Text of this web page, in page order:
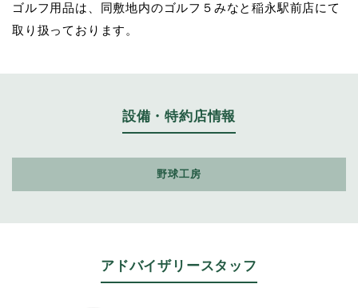
ゴルフ用品は、同敷地内のゴルフ５みなと稲永駅前店にて
取り扱っております。
設備・特約店情報
野球工房
アドバイザリースタッフ